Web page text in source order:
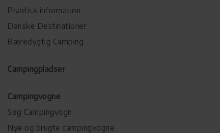
Praktisk information
Danske Destinationer
Bæredygtig Camping
Campingpladser
Campingvogne
Søg Campingvogn
Nye og brugte campingvogne